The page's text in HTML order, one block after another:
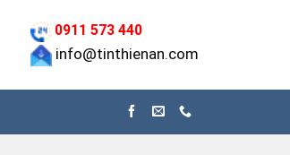
0911 573 440
info@tinthienan.com